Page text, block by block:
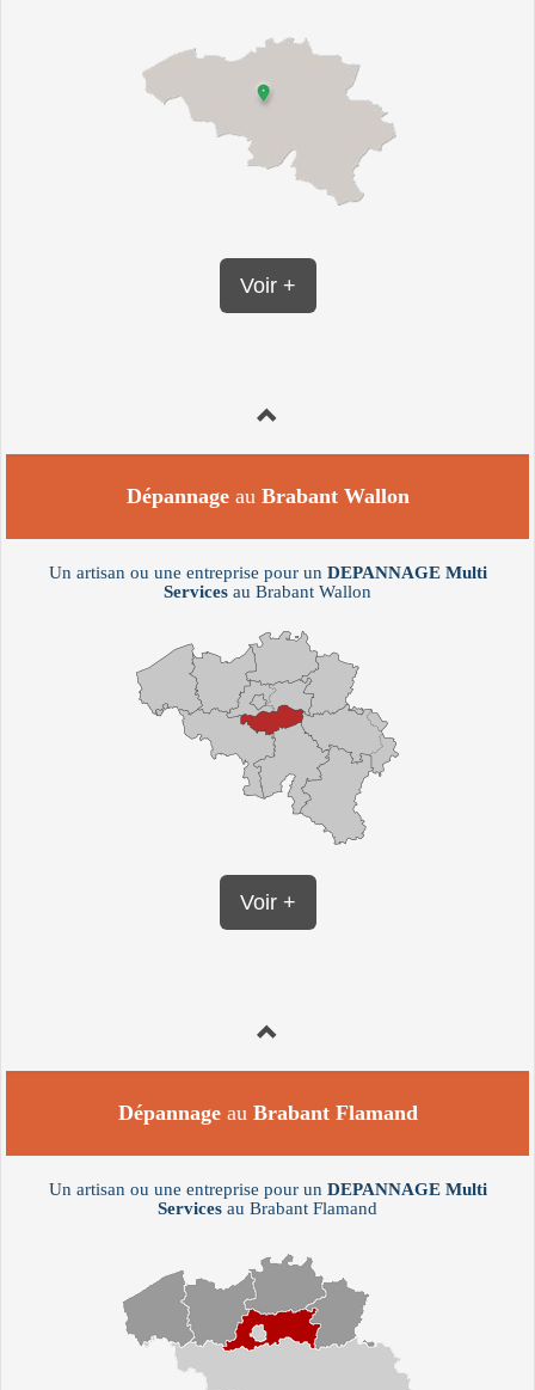
Voir +
Dépannage au Brabant Wallon
Un artisan ou une entreprise pour un DEPANNAGE Multi
Services au Brabant Wallon
Voir +
Dépannage au Brabant Flamand
Un artisan ou une entreprise pour un DEPANNAGE Multi
Services au Brabant Flamand